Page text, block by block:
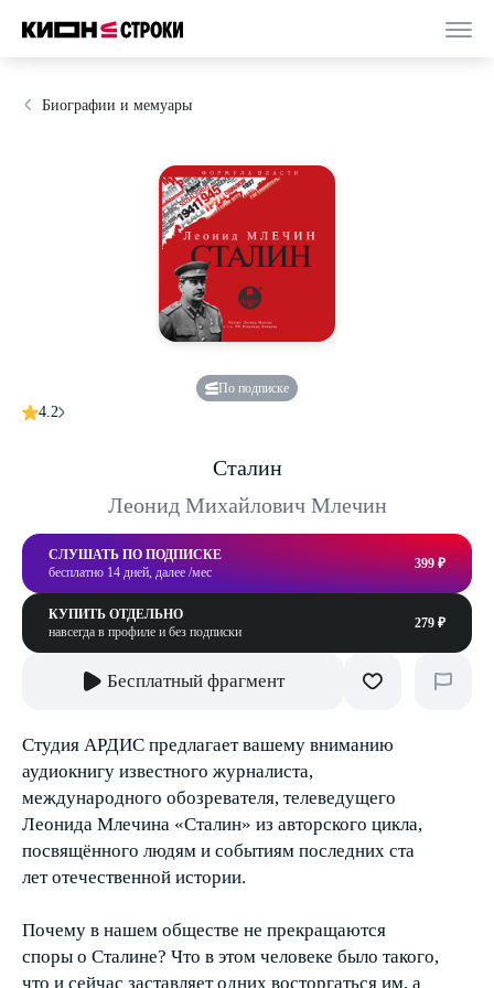
Биографии и мемуары
По подписке
4.2
Сталин
Леонид Михайлович Млечин
СЛУШАТЬ ПО ПОДПИСКЕ
бесплатно 14 дней, далее /мес
399 ₽
КУПИТЬ ОТДЕЛЬНО
навсегда в профиле и без подписки
279 ₽
Бесплатный фрагмент
Студия АРДИС предлагает вашему вниманию
аудиокнигу известного журналиста,
международного обозревателя, телеведущего
Леонида Млечина «Сталин» из авторского цикла,
посвящённого людям и событиям последних ста
лет отечественной истории.
Почему в нашем обществе не прекращаются
споры о Сталине? Что в этом человеке было такого,
что и сейчас заставляет одних восторгаться им, а